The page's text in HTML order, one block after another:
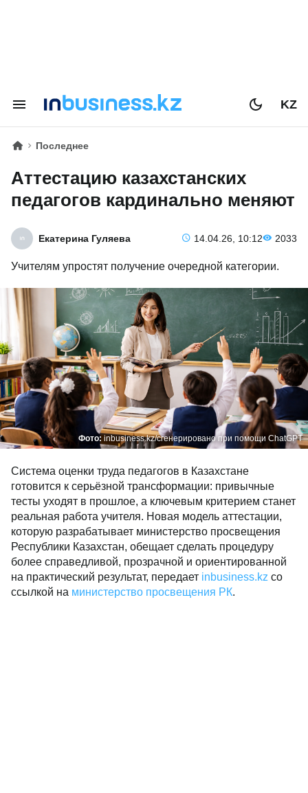
KZ
Последнее
Аттестацию казахстанских
педагогов кардинально меняют
Екатерина Гуляева 14.04.26, 10:12 2033
Учителям упростят получение очередной категории.
Фото: inbusiness.kz/сгенерировано при помощи ChatGPT
Система оценки труда педагогов в Казахстане
готовится к серьёзной трансформации: привычные
тесты уходят в прошлое, а ключевым критерием станет
реальная работа учителя. Новая модель аттестации,
которую разрабатывает министерство просвещения
Республики Казахстан, обещает сделать процедуру
более справедливой, прозрачной и ориентированной
на практический результат, передает inbusiness.kz со
ссылкой на министерство просвещения РК.